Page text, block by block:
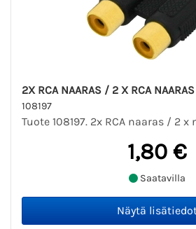
2X RCA NAARAS / 2 X RCA NAARAS
108197
Tuote 108197. 2x RCA naaras / 2
1,80 €
Saatavilla